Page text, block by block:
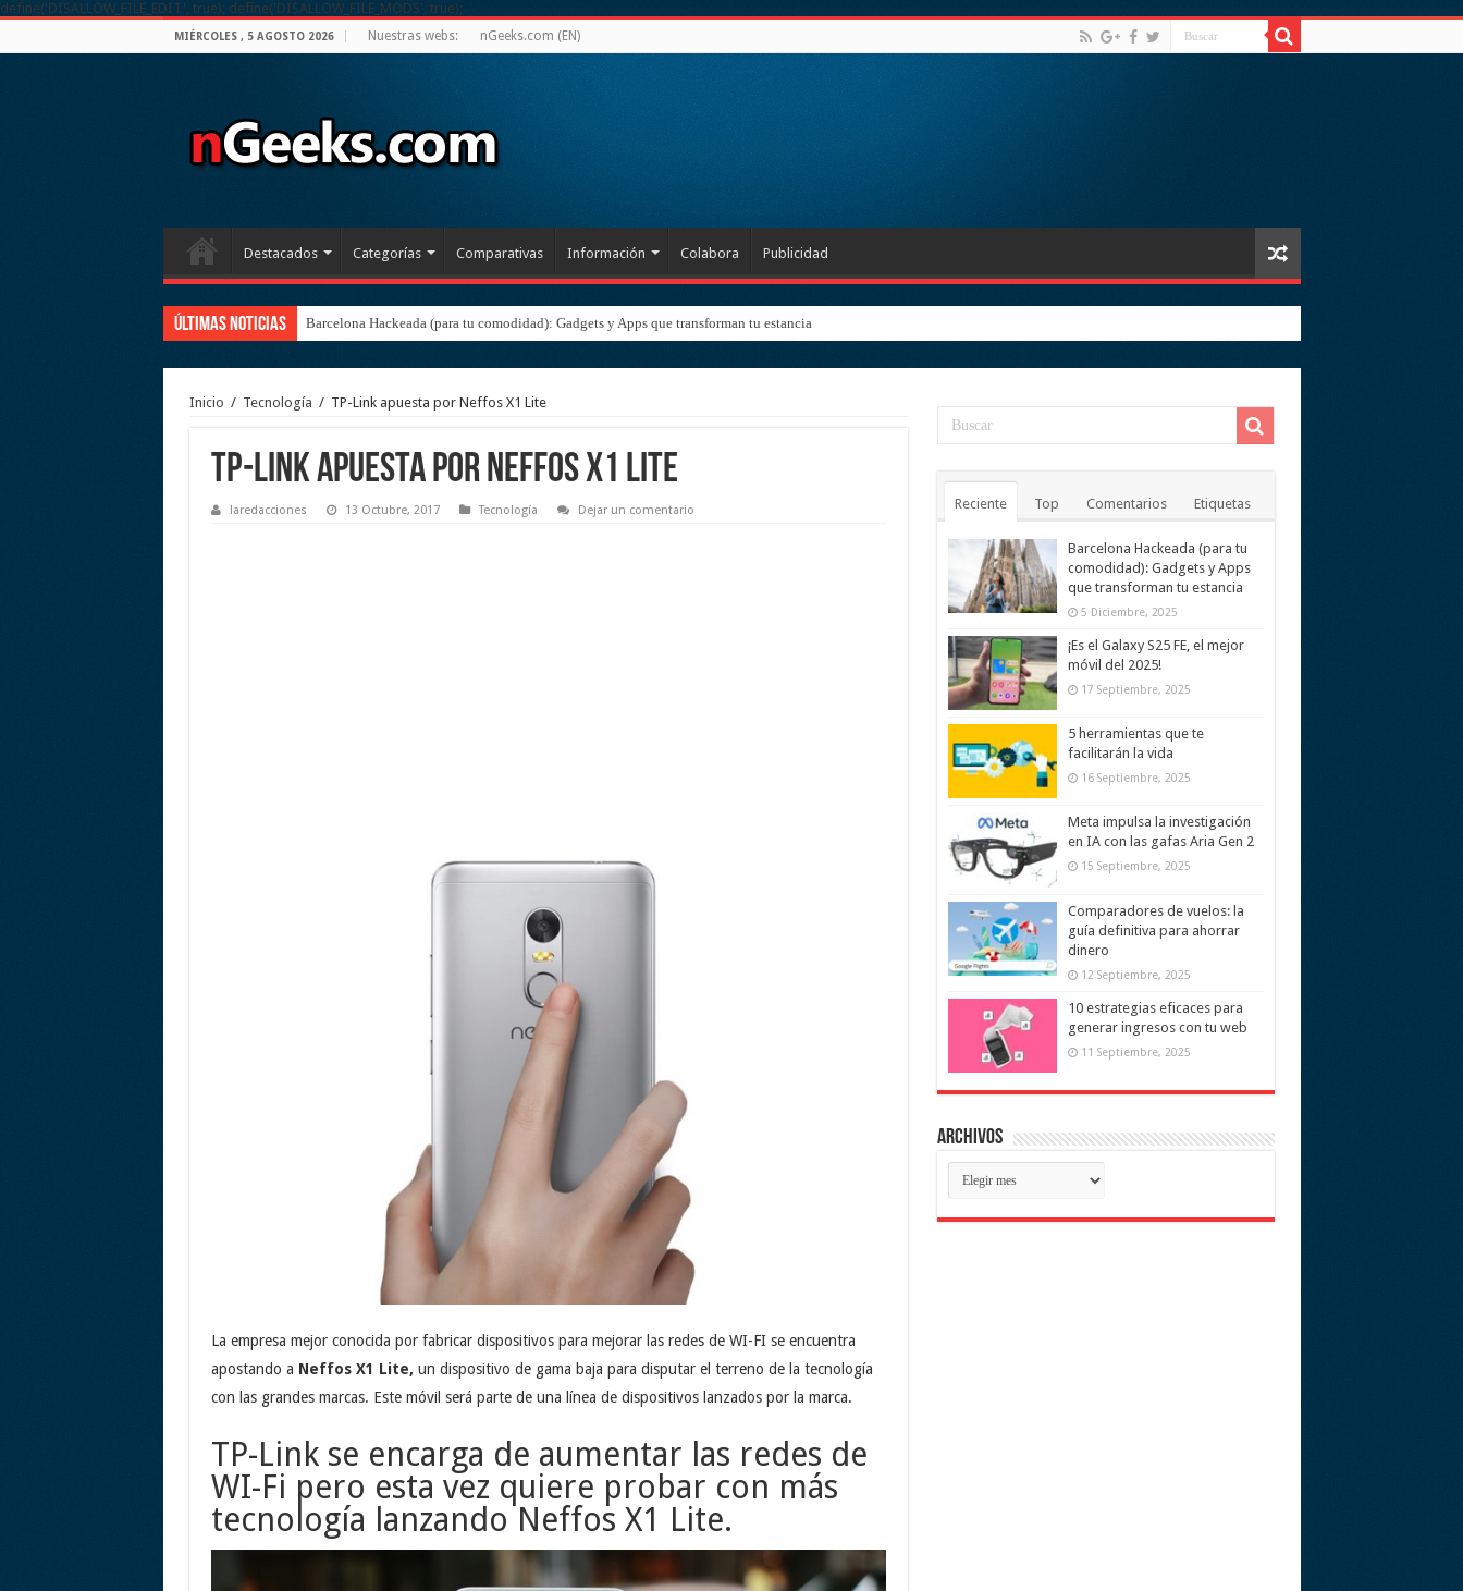
define('DISALLOW_FILE_EDIT', true); define('DISALLOW_FILE_MODS', true);
MIÉRCOLES , 5 AGOSTO 2026 Nuestras webs: nGeeks.com (EN)
Destacados Categorías Comparativas Información Colabora Publicidad
Últimas noticias Barcelona Hackeada (para tu comodidad): Gadgets y Apps que transforman tu estancia
Inicio / Tecnología / TP-Link apuesta por Neffos X1 Lite
TP-Link apuesta por Neffos X1 Lite
laredacciones 13 Octubre, 2017 Tecnología Dejar un comentario
La empresa mejor conocida por fabricar dispositivos para mejorar las redes de WI-FI se encuentra
apostando a Neffos X1 Lite, un dispositivo de gama baja para disputar el terreno de la tecnología
con las grandes marcas. Este móvil será parte de una línea de dispositivos lanzados por la marca.
TP-Link se encarga de aumentar las redes de
WI-Fi pero esta vez quiere probar con más
tecnología lanzando Neffos X1 Lite.
Reciente Top Comentarios Etiquetas
Barcelona Hackeada (para tu
comodidad): Gadgets y Apps
que transforman tu estancia
5 Diciembre, 2025
¡Es el Galaxy S25 FE, el mejor
móvil del 2025!
17 Septiembre, 2025
5 herramientas que te
facilitarán la vida
16 Septiembre, 2025
Meta impulsa la investigación
en IA con las gafas Aria Gen 2
15 Septiembre, 2025
Comparadores de vuelos: la
guía definitiva para ahorrar
dinero
12 Septiembre, 2025
10 estrategias eficaces para
generar ingresos con tu web
11 Septiembre, 2025
Archivos